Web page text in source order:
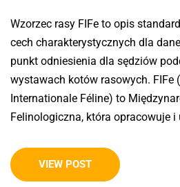
Wzorzec rasy FIFe to opis
cech charakterystycznych dla
punkt odniesienia dla sędziów
wystawach kotów rasowych. FIFe
Internationale Féline) to
Felinologiczna, która opracowuje
VIEW POST